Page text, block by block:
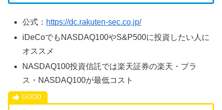
公式： https://dc.rakuten-sec.co.jp/
iDeCoでもNASDAQ100やS&P500に投資したい人に
オススメ
NASDAQ100投資信託では楽天証券の楽天・プラ
ス・NASDAQ100が最低コスト